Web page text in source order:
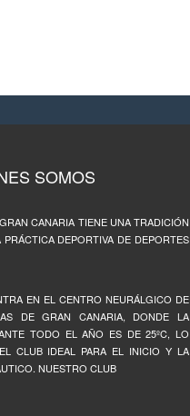
SOMOS
CANARIA TIENE UNA TRADICIÓN
DEPORTIVA DE DEPORTES
EN EL CENTRO NEURÁLGICO DE
DE GRAN CANARIA, DONDE LA
TODO EL AÑO ES DE 25ºC, LO
CLUB IDEAL PARA EL INICIO Y LA
NUESTRO CLUB